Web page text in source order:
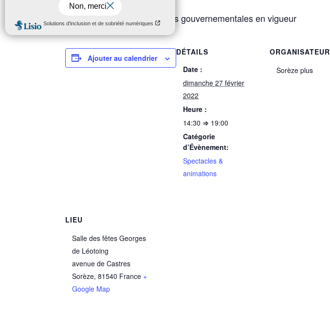
Dans le respect des mesures gouvernementales en vigueur
Ajouter au calendrier
DÉTAILS
Date :
dimanche 27 février
2022
Heure :
14:30 ⇒ 19:00
Catégorie
d’Évènement:
Spectacles &
animations
ORGANISATEUR
Sorèze plus
LIEU
Salle des fêtes Georges
de Léotoing
avenue de Castres
Sorèze, 81540 France +
Google Map